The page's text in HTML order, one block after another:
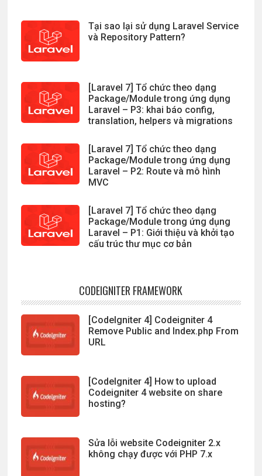
Tại sao lại sử dụng Laravel Service
và Repository Pattern?
[Laravel 7] Tổ chức theo dạng
Package/Module trong ứng dụng
Laravel – P3: khai báo config,
translation, helpers và migrations
[Laravel 7] Tổ chức theo dạng
Package/Module trong ứng dụng
Laravel – P2: Route và mô hình
MVC
[Laravel 7] Tổ chức theo dạng
Package/Module trong ứng dụng
Laravel – P1: Giới thiệu và khởi tạo
cấu trúc thư mục cơ bản
CODEIGNITER FRAMEWORK
[CodeIgniter 4] Codeigniter 4
Remove Public and Index.php From
URL
[CodeIgniter 4] How to upload
Codeigniter 4 website on share
hosting?
Sửa lỗi website Codeigniter 2.x
không chạy được với PHP 7.x